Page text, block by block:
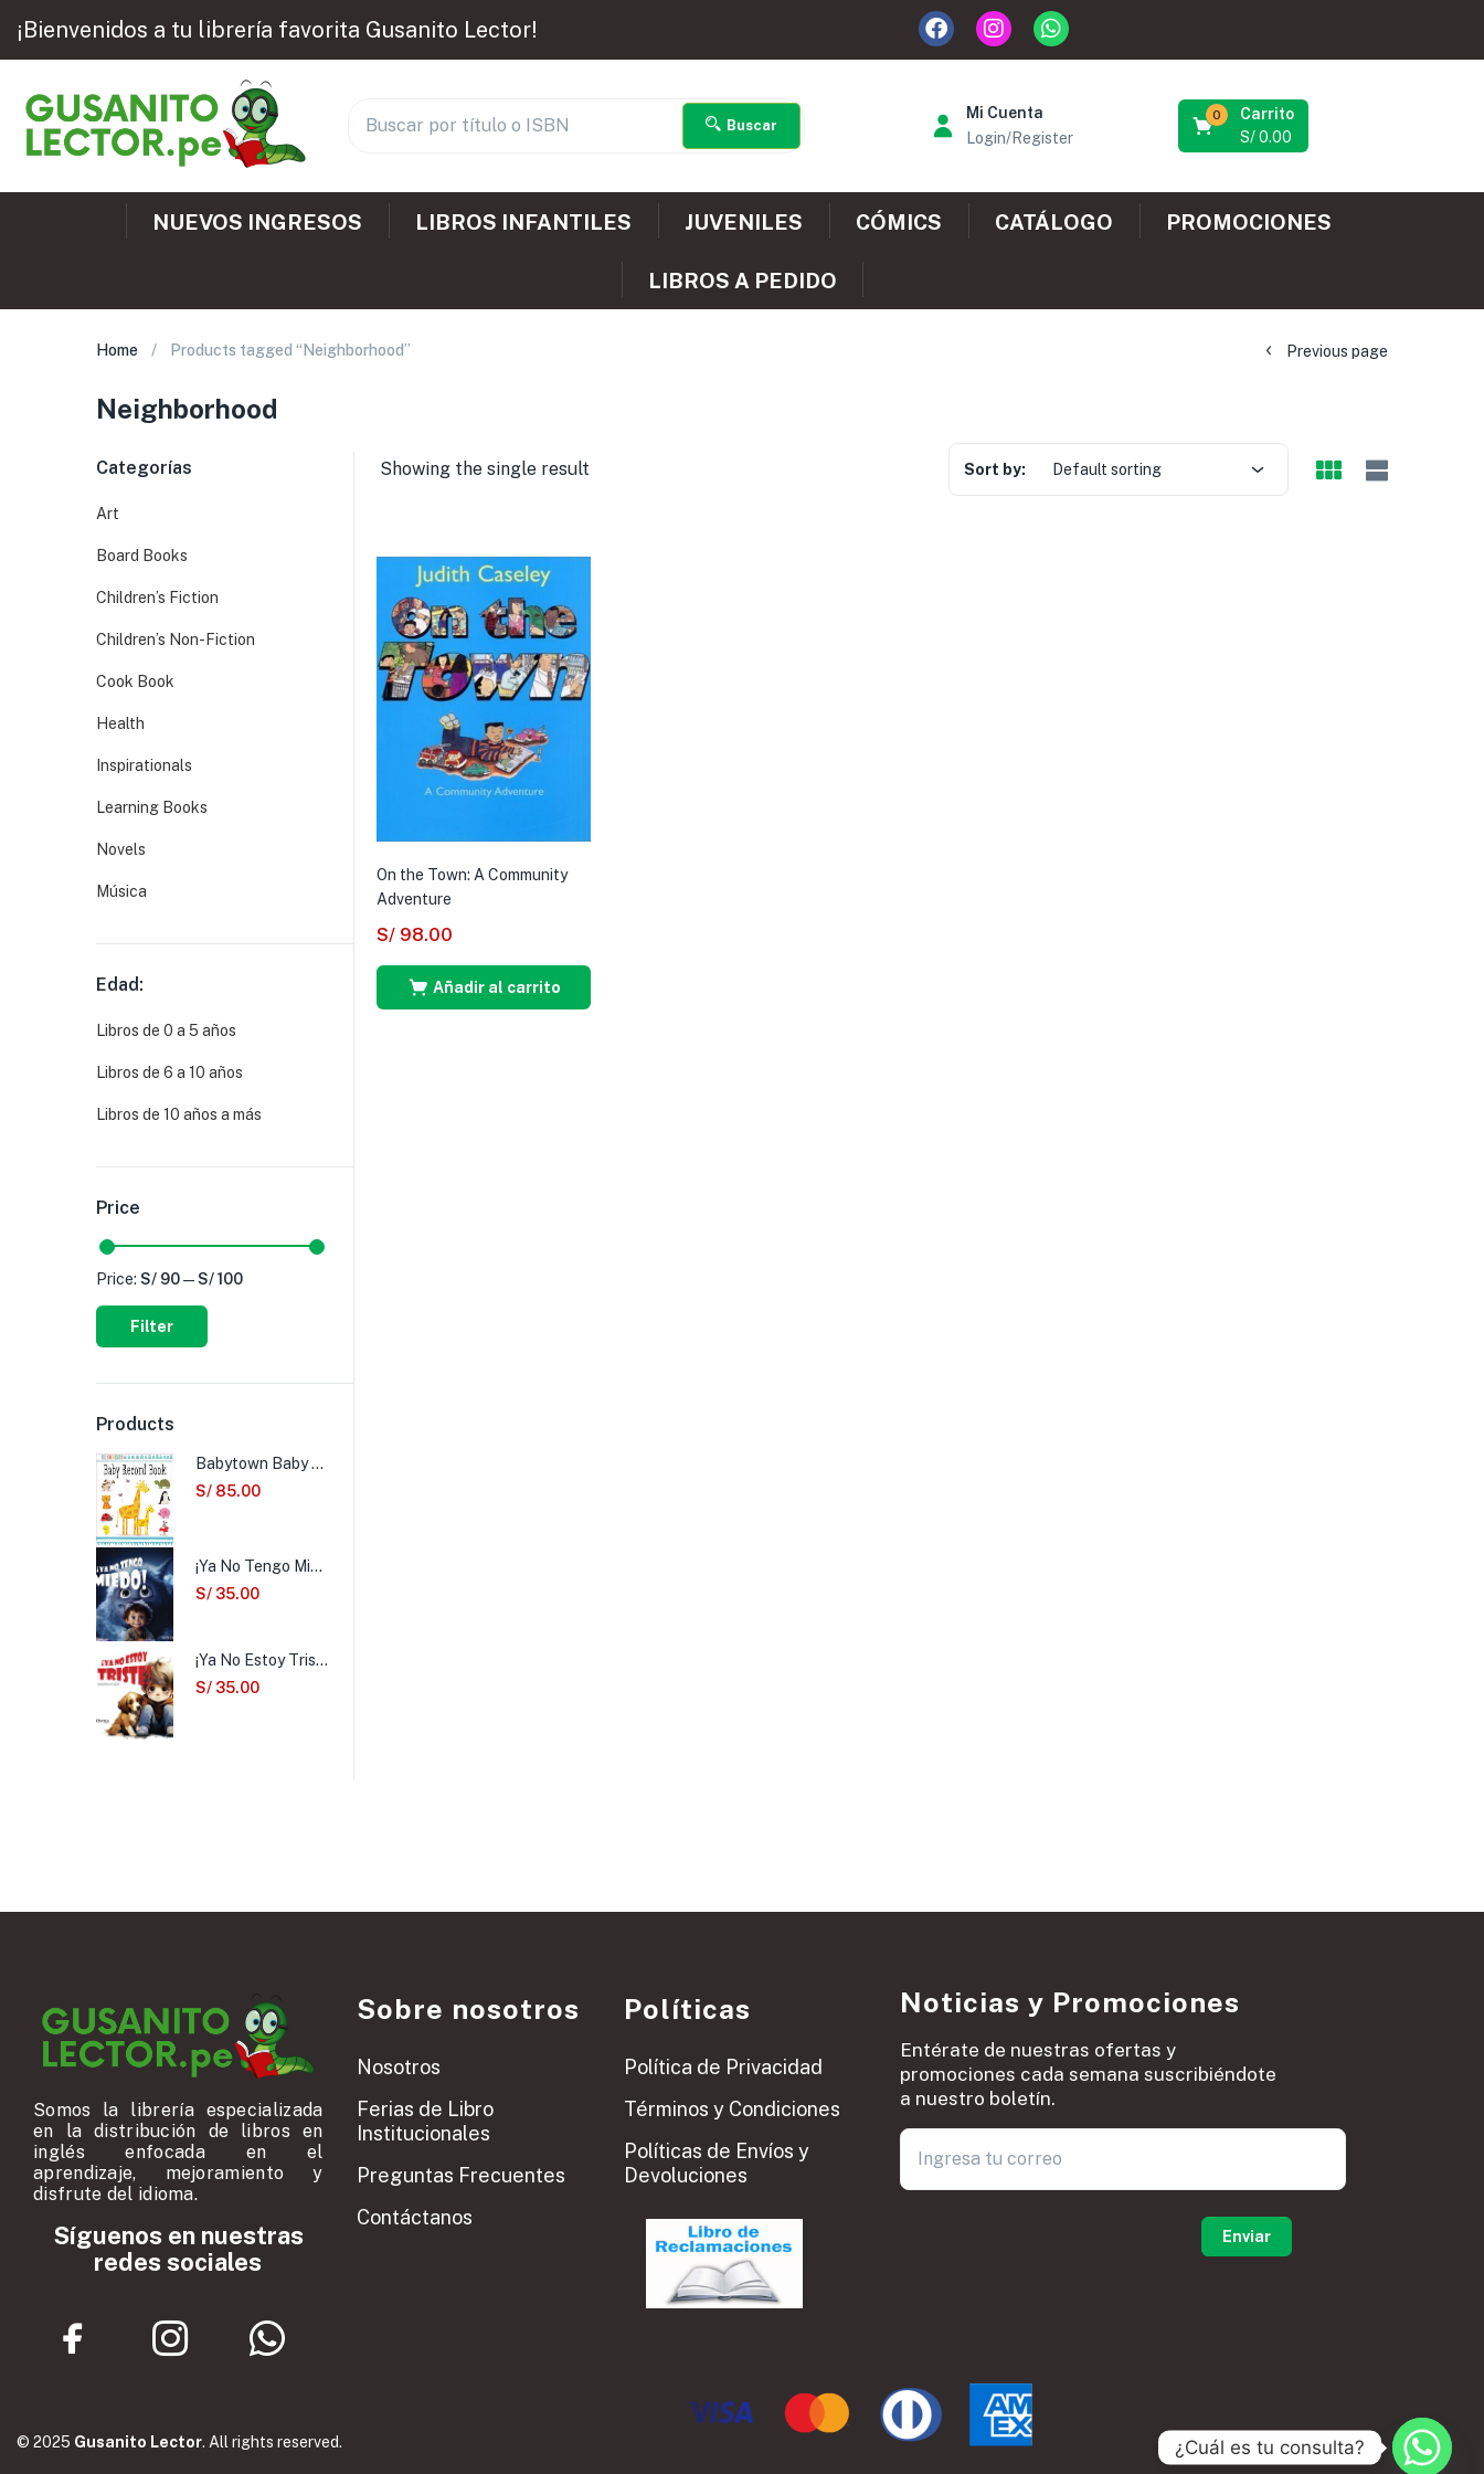
¡Bienvenidos a tu librería favorita Gusanito Lector!
Buscar
Mi Cuenta
Login/Register
Carrito
0
S/0.00
NUEVOS INGRESOS LIBROS INFANTILES JUVENILES CÓMICS CATÁLOGO PROMOCIONES
LIBROS A PEDIDO
Home Products tagged “Neighborhood” Previous page
Neighborhood
Showing the single result Sort by: Default sorting
On the Town: A Community
Adventure
S/ 98.00
Añadir al carrito
Categorías
Art
Board Books
Children’s Fiction
Children’s Non-Fiction
Cook Book
Health
Inspirationals
Learning Books
Novels
Música
Edad:
Libros de 0 a 5 años
Libros de 6 a 10 años
Libros de 10 años a más
Price
Filter
Price: S/ 90—S/ 100
Products
Babytown Baby Record Book
S/ 85.00
¡Ya No Tengo Miedo!
S/ 35.00
¡Ya No Estoy Triste!
S/ 35.00
Somos la librería especializada
en la distribución de libros en
inglés enfocada en el
aprendizaje, mejoramiento y
disfrute del idioma.
Síguenos en nuestras
redes sociales
Sobre nosotros
Nosotros
Ferias de Libro
Institucionales
Preguntas Frecuentes
Contáctanos
Políticas
Política de Privacidad
Términos y Condiciones
Políticas de Envíos y
Devoluciones
Noticias y Promociones
Entérate de nuestras ofertas y
promociones cada semana suscribiéndote
a nuestro boletín.
© 2025 Gusanito Lector. All rights reserved. ¿Cuál es tu consulta?